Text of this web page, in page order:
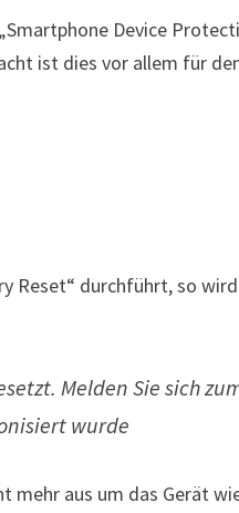
Device
ist dies vor allem für
Reset“ durchführt, so
Melden Sie sich
wurde
aus um das Gerät